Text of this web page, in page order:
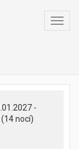
-
nocí)